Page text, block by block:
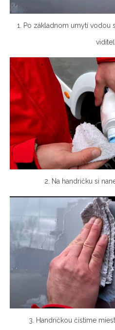
1. Po základnom umytí vodou
2. Na handričku si
3. Handričkou čistime